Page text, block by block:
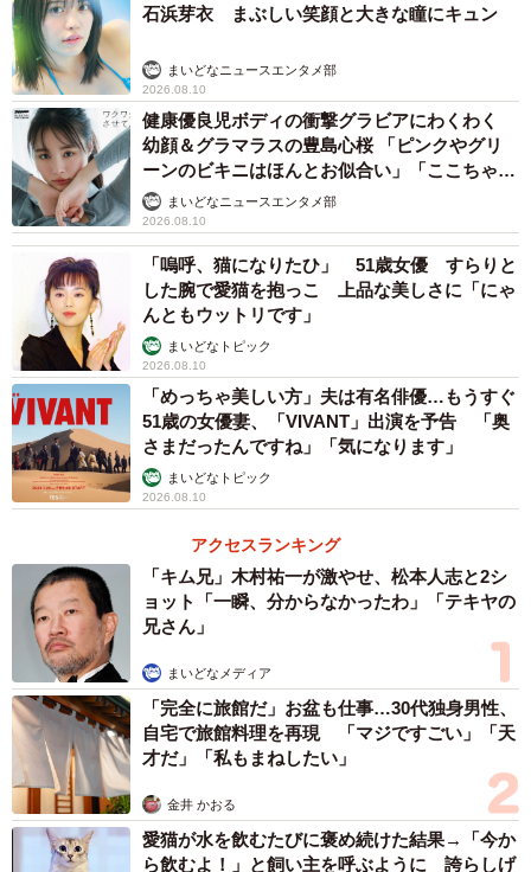
石浜芽衣 まぶしい笑顔と大きな瞳にキュン
まいどなニュースエンタメ部
2026.08.10
健康優良児ボディの衝撃グラビアにわくわく
幼顔＆グラマラスの豊島心桜 「ピンクやグリ
ーンのビキニはほんとお似合い」「ここちゃん
天使 また可愛くなった」
まいどなニュースエンタメ部
2026.08.10
「嗚呼、猫になりたひ」 51歳女優 すらりと
した腕で愛猫を抱っこ 上品な美しさに「にゃ
んともウットリです」
まいどなトピック
2026.08.10
「めっちゃ美しい方」夫は有名俳優…もうすぐ
51歳の女優妻、「VIVANT」出演を予告 「奥
さまだったんですね」「気になります」
まいどなトピック
2026.08.10
アクセスランキング
「キム兄」木村祐一が激やせ、松本人志と2シ
ョット「一瞬、分からなかったわ」「テキヤの
兄さん」
まいどなメディア
「完全に旅館だ」お盆も仕事…30代独身男性、
自宅で旅館料理を再現 「マジですごい」「天
才だ」「私もまねしたい」
金井 かおる
愛猫が水を飲むたびに褒め続けた結果→「今か
ら飲むよ！」と飼い主を呼ぶように 誇らしげ